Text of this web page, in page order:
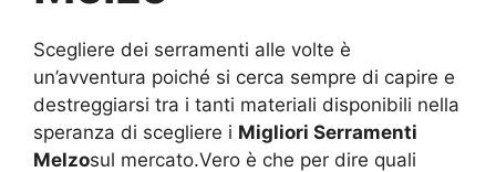
Scegliere dei serramenti alle volte è
un’avventura poiché si cerca sempre di capire e
destreggiarsi tra i tanti materiali disponibili nella
speranza di scegliere i Migliori Serramenti
Melzosul mercato.Vero è che per dire quali